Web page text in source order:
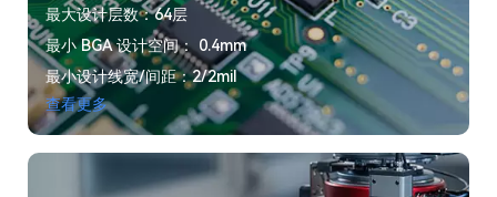
最大设计层数：64层
最小 BGA 设计空间： 0.4mm
最小设计线宽/间距：2/2mil
查看更多